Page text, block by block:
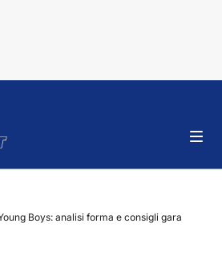
Boys: analisi forma e consigli gara